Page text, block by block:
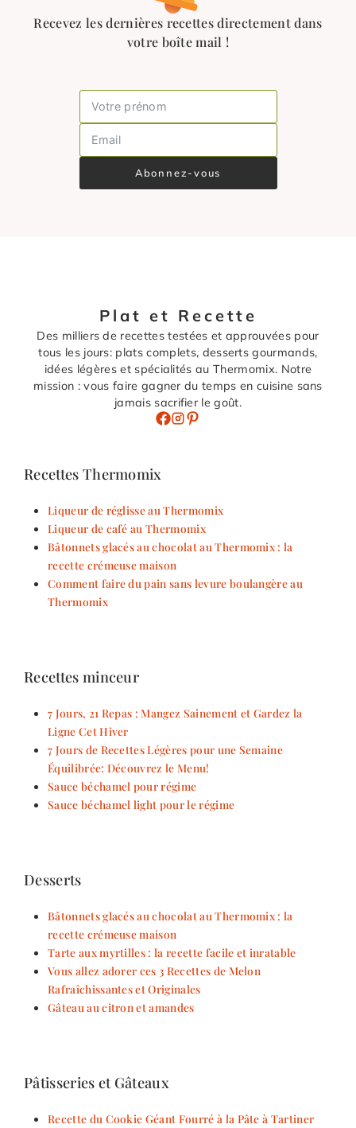
Recevez les dernières recettes directement dans
votre boîte mail !
Abonnez-vous
Plat et Recette
Des milliers de recettes testées et approuvées pour
tous les jours: plats complets, desserts gourmands,
idées légères et spécialités au Thermomix. Notre
mission : vous faire gagner du temps en cuisine sans
jamais sacrifier le goût.
Recettes Thermomix
Liqueur de réglisse au Thermomix
Liqueur de café au Thermomix
Bâtonnets glacés au chocolat au Thermomix : la
recette crémeuse maison
Comment faire du pain sans levure boulangère au
Thermomix
Recettes minceur
7 Jours, 21 Repas : Mangez Sainement et Gardez la
Ligne Cet Hiver
7 Jours de Recettes Légères pour une Semaine
Équilibrée: Découvrez le Menu!
Sauce béchamel pour régime
Sauce béchamel light pour le régime
Desserts
Bâtonnets glacés au chocolat au Thermomix : la
recette crémeuse maison
Tarte aux myrtilles : la recette facile et inratable
Vous allez adorer ces 3 Recettes de Melon
Rafraîchissantes et Originales
Gâteau au citron et amandes
Pâtisseries et Gâteaux
Recette du Cookie Géant Fourré à la Pâte à Tartiner